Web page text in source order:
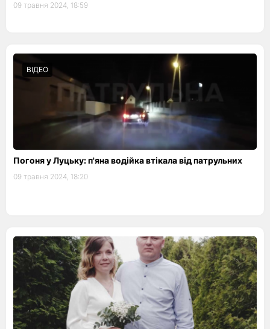
09 травня 2024, 18:59
ВІДЕО
Погоня у Луцьку: п'яна водійка втікала від патрульних
09 травня 2024, 18:20